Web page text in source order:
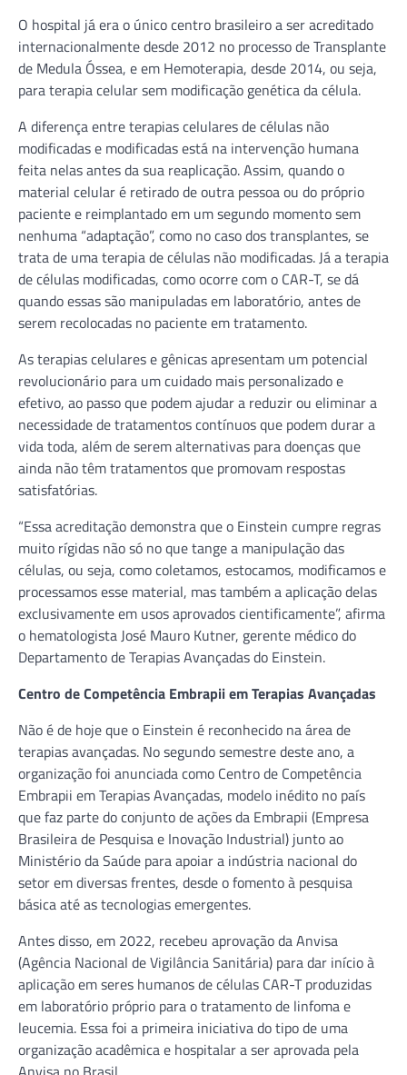
O hospital já era o único centro brasileiro a ser acreditado
internacionalmente desde 2012 no processo de Transplante
de Medula Óssea, e em Hemoterapia, desde 2014, ou seja,
para terapia celular sem modificação genética da célula.
A diferença entre terapias celulares de células não
modificadas e modificadas está na intervenção humana
feita nelas antes da sua reaplicação. Assim, quando o
material celular é retirado de outra pessoa ou do próprio
paciente e reimplantado em um segundo momento sem
nenhuma “adaptação”, como no caso dos transplantes, se
trata de uma terapia de células não modificadas. Já a terapia
de células modificadas, como ocorre com o CAR-T, se dá
quando essas são manipuladas em laboratório, antes de
serem recolocadas no paciente em tratamento.
As terapias celulares e gênicas apresentam um potencial
revolucionário para um cuidado mais personalizado e
efetivo, ao passo que podem ajudar a reduzir ou eliminar a
necessidade de tratamentos contínuos que podem durar a
vida toda, além de serem alternativas para doenças que
ainda não têm tratamentos que promovam respostas
satisfatórias.
“Essa acreditação demonstra que o Einstein cumpre regras
muito rígidas não só no que tange a manipulação das
células, ou seja, como coletamos, estocamos, modificamos e
processamos esse material, mas também a aplicação delas
exclusivamente em usos aprovados cientificamente”, afirma
o hematologista José Mauro Kutner, gerente médico do
Departamento de Terapias Avançadas do Einstein.
Centro de Competência Embrapii em Terapias Avançadas
Não é de hoje que o Einstein é reconhecido na área de
terapias avançadas. No segundo semestre deste ano, a
organização foi anunciada como Centro de Competência
Embrapii em Terapias Avançadas, modelo inédito no país
que faz parte do conjunto de ações da Embrapii (Empresa
Brasileira de Pesquisa e Inovação Industrial) junto ao
Ministério da Saúde para apoiar a indústria nacional do
setor em diversas frentes, desde o fomento à pesquisa
básica até as tecnologias emergentes.
Antes disso, em 2022, recebeu aprovação da Anvisa
(Agência Nacional de Vigilância Sanitária) para dar início à
aplicação em seres humanos de células CAR-T produzidas
em laboratório próprio para o tratamento de linfoma e
leucemia. Essa foi a primeira iniciativa do tipo de uma
organização acadêmica e hospitalar a ser aprovada pela